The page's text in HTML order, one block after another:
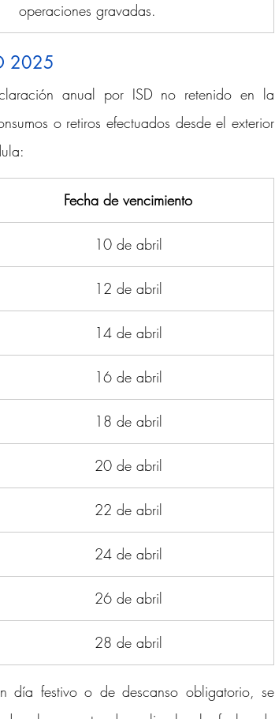
operaciones gravadas.
2025
anual por ISD no retenido en la
o retiros efectuados desde el exterior
Fecha de vencimiento
10 de abril
12 de abril
14 de abril
16 de abril
18 de abril
20 de abril
22 de abril
24 de abril
26 de abril
28 de abril
día festivo o de descanso obligatorio, se